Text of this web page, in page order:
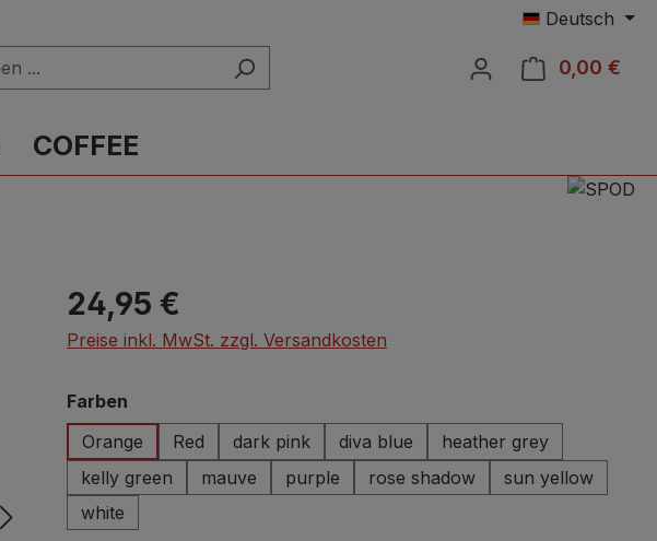
Deutsch
0,00 €
COFFEE
Regulärer Preis:
24,95 €
Preise inkl. MwSt. zzgl. Versandkosten
Farben
Orange
Red dark pink diva blue
heather grey
kelly green
mauve purple rose shadow
sun yellow
white